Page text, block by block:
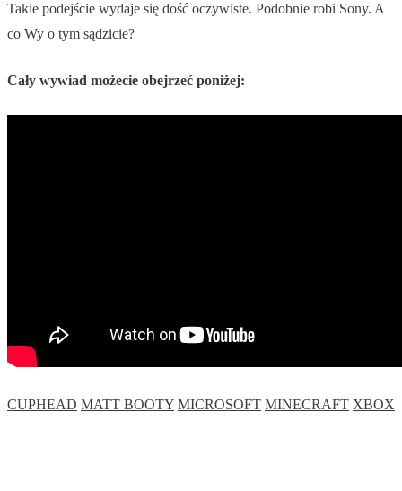
Takie podejście wydaje się dość oczywiste. Podobnie robi Sony. A
co Wy o tym sądzicie?
Cały wywiad możecie obejrzeć poniżej:
CUPHEAD MATT BOOTY MICROSOFT MINECRAFT XBOX